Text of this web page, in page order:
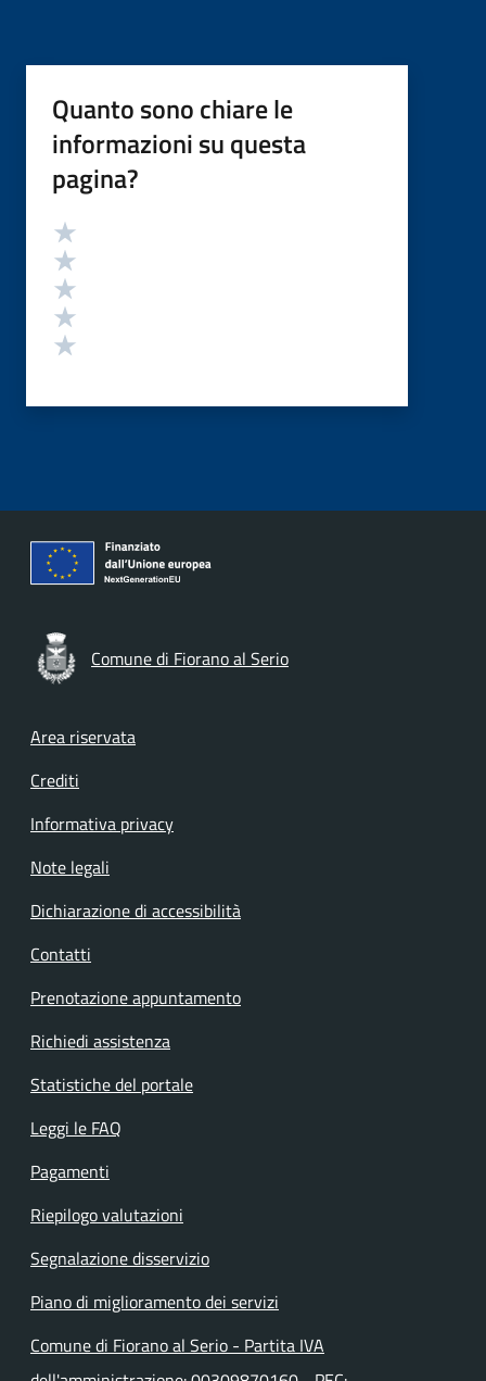
Quanto sono chiare le
informazioni su questa
pagina?
Valutazione
Comune di Fiorano al Serio
Footer menu
Area riservata
Crediti
Informativa privacy
Note legali
Dichiarazione di accessibilità
Contatti
Prenotazione appuntamento
Richiedi assistenza
Statistiche del portale
Leggi le FAQ
Pagamenti
Riepilogo valutazioni
Segnalazione disservizio
Piano di miglioramento dei servizi
Comune di Fiorano al Serio - Partita IVA